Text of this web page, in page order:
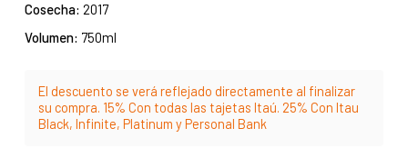
Cosecha: 2017
Volumen: 750ml
El descuento se verá reflejado directamente al finalizar
su compra. 15% Con todas las tajetas Itaú. 25% Con Itau
Black, Infinite, Platinum y Personal Bank